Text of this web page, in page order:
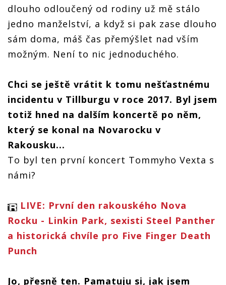
dlouho odloučený od rodiny už mě stálo
jedno manželství, a když si pak zase dlouho
sám doma, máš čas přemýšlet nad vším
možným. Není to nic jednoduchého.
Chci se ještě vrátit k tomu nešťastnému
incidentu v Tillburgu v roce 2017. Byl jsem
totiž hned na dalším koncertě po něm,
který se konal na Novarocku v
Rakousku...
To byl ten první koncert Tommyho Vexta s
námi?
LIVE: První den rakouského Nova
Rocku - Linkin Park, sexisti Steel Panther
a historická chvíle pro Five Finger Death
Punch
Jo, přesně ten. Pamatuju si, jak jsem